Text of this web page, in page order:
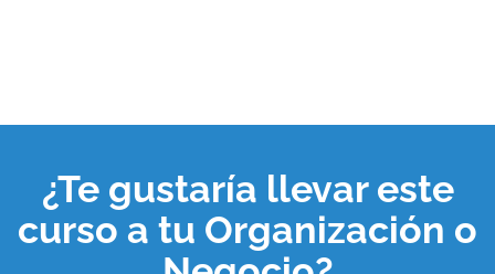
¿Te gustaría llevar este
curso a tu Organización o